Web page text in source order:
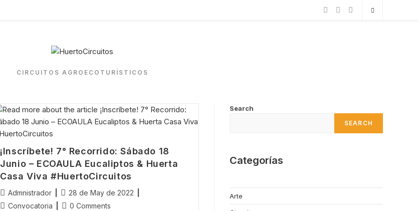
CIRCUITOS AGROECOTURÍSTICOS
¡Inscríbete! 7° Recorrido: Sábado 18
Junio – ECOAULA Eucaliptos & Huerta
Casa Viva #HuertoCircuitos
Post
author:
Admnistrador
Post
published:
28 de May de 2022
PostConvocatoria
Post0 Comments
Search
SEARCH
Categorías
Arte